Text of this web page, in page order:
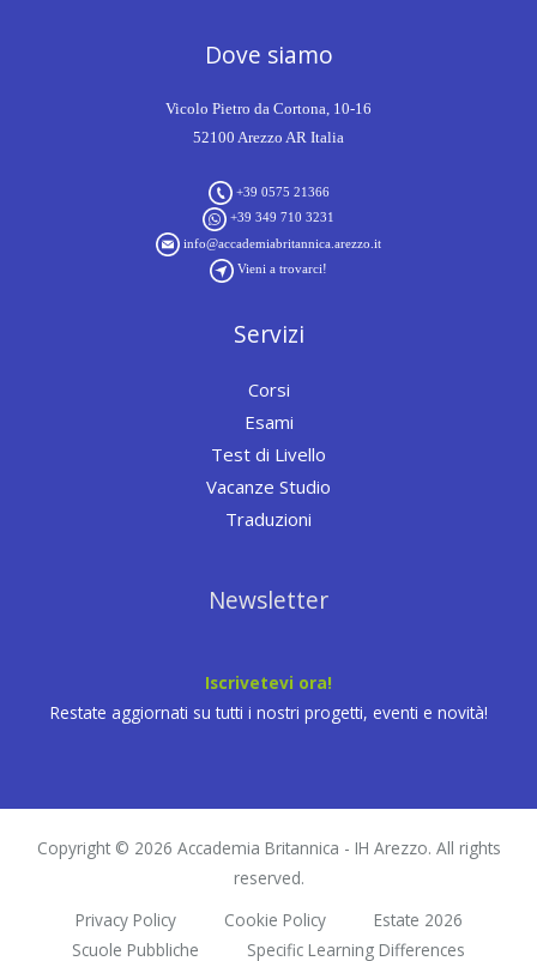
Dove siamo
Vicolo Pietro da Cortona, 10-16
52100 Arezzo AR Italia
+39 0575 21366
+39 349 710 3231
info@accademiabritannica.arezzo.it
Vieni a trovarci!
Servizi
Corsi
Esami
Test di Livello
Vacanze Studio
Traduzioni
Newsletter
Iscrivetevi ora!
Restate aggiornati su tutti i nostri progetti, eventi e novità!
Copyright © 2026 Accademia Britannica - IH Arezzo. All rights
reserved.
Privacy Policy
Cookie Policy
Estate 2026
Scuole Pubbliche
Specific Learning Differences